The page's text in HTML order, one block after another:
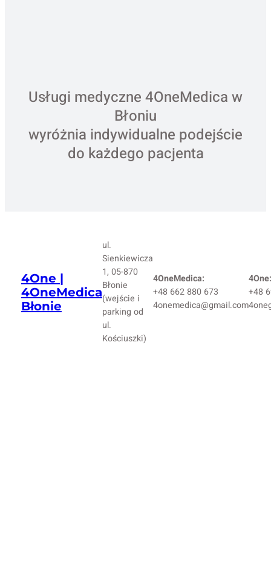
Usługi medyczne 4OneMedica w
Błoniu
wyróżnia indywidualne podejście
do każdego pacjenta
4One |
4OneMedica
Błonie
ul.
Sienkiewicza
1, 05-870
Błonie
(wejście i
parking od
ul.
Kościuszki)
4OneMedica:
+48 662 880 673
4onemedica@gmail.com
4One:
+48